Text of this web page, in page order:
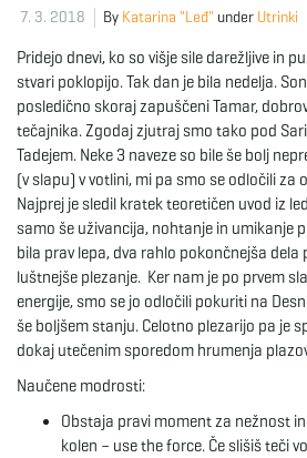
7. 3. 2018 By Katarina "Leđ" under Utrinki
Pridejo dnevi, ko so višje sile darežljive in
stvari poklopijo. Tak dan je bila nedelja.
posledično skoraj zapuščeni Tamar,
tečajnika. Zgodaj zjutraj smo tako pod
Tadejem. Neke 3 naveze so bile še bolj
(v slapu) v votlini, mi pa smo se odločili za
Najprej je sledil kratek teoretičen uvod iz
samo še uživancija, nohtanje in umikanje
bila prav lepa, dva rahlo pokončnejša dela
luštnejše plezanje. Ker nam je po prvem
energije, smo se jo odločili pokuriti na
še boljšem stanju. Celotno plezarijo pa je
dokaj utečenim sporedom hrumenja
Naučene modrosti:
Obstaja pravi moment za nežnost
kolen – use the force. Če slišiš teči